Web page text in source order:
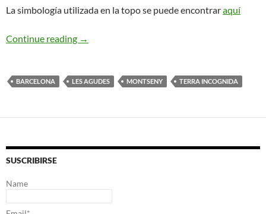
La simbología utilizada en la topo se puede encontraraquí
Continue reading Terra Incognita. Les Agudes
→
BARCELONA LES AGUDES MONTSENY TERRA INCOGNIDA
SUSCRIBIRSE
Name